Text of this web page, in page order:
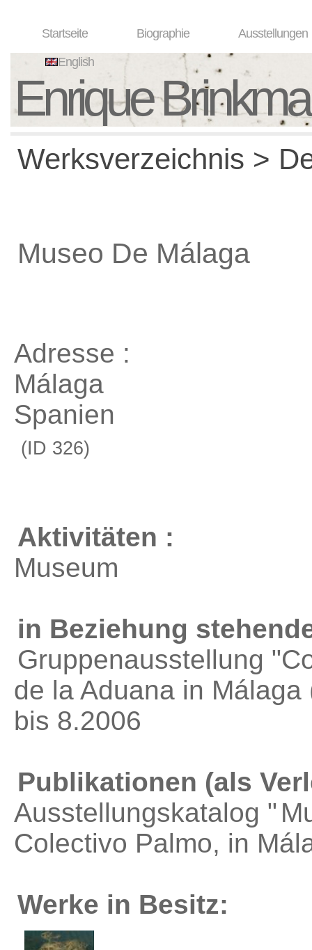
Startseite Biographie Ausstellungen
English
Enrique
Werksverzeichnis >
Museo De Málaga
Adresse :
Málaga
Spanien
(ID 326)
Aktivitäten :
Museum
in Beziehung
Gruppenausstellung
de la Aduana in
bis 8.2006
Publikationen (als
Ausstellungskatalog "
Colectivo Palmo, in
Werke in Besitz: